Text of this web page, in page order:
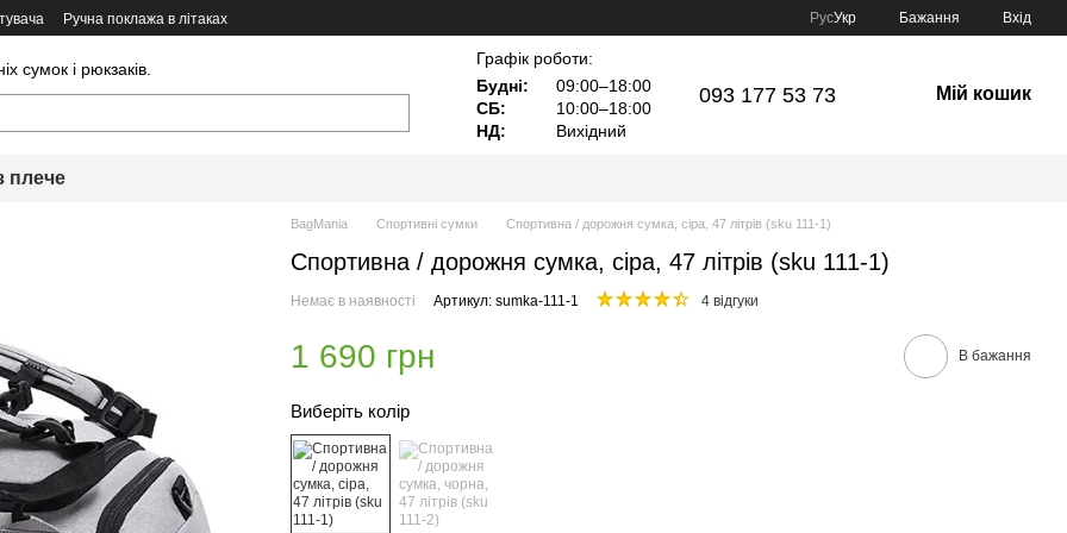
Ручна поклажа в літаках РусУкр Бажання Вхід
сумок і рюкзаків.
Графік роботи:
Будні:
09:00–18:00
СБ:
10:00–18:00
НД:
Вихідний
093 177 53 73 Мій кошик
плече
BagMania Спортивні сумки Спортивна / дорожня сумка, сіра, 47 літрів (sku 111-1)
Спортивна / дорожня сумка, сіра, 47 літрів (sku 111-1)
Немає в наявності Артикул: sumka-111-1 4 відгуки
1 690 грн В бажання
Виберіть колір